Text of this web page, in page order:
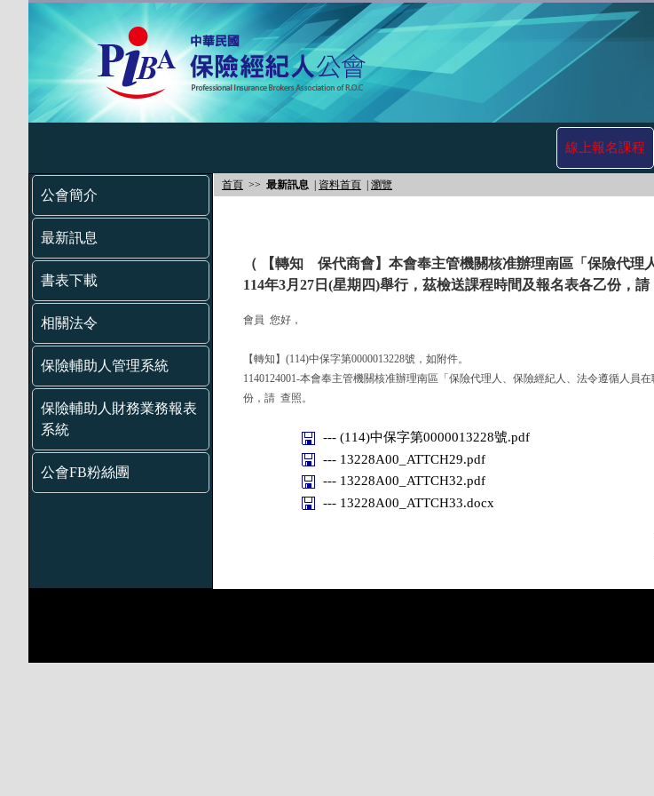
線上報名課程
公會簡介
最新訊息
書表下載
相關法令
保險輔助人管理系統
保險輔助人財務業務報表
系統
公會FB粉絲團
首頁 >> 最新訊息 資料首頁 瀏覽
（ 【轉知 保代商會】本會奉主管機關核准辦理南區「保險代
114年3月27日(星期四)舉行，茲檢送課程時間及報名表各乙份，請
會員 您好，
【轉知】(114)中保字第0000013228號，如附件。
1140124001-本會奉主管機關核准辦理南區「保險代理人、保險經紀人、法令遵循人員
份，請 查照。
--- (114)中保字第0000013228號.pdf
--- 13228A00_ATTCH29.pdf
--- 13228A00_ATTCH32.pdf
--- 13228A00_ATTCH33.docx